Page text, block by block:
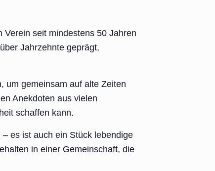
Verein seit mindestens 50 Jahren
Jahrzehnte geprägt,
um gemeinsam auf alte Zeiten
Anekdoten aus vielen
schaffen kann.
es ist auch ein Stück lebendige
in einer Gemeinschaft, die